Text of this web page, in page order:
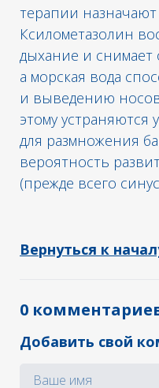
терапии
Ксилометазолин
дыхание и снимает
а морская вода
и выведению
этому устраняются
для размножения
вероятность
(прежде всего
Вернуться к
0
Добавить свой